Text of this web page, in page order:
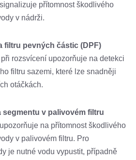
přítomnost škodlivého
v nádrži.
filtru pevných částic (DPF)
rozsvícení upozorňuje na detekci
filtru sazemi, které lze snadněji
otáčkách.
segmentu v palivovém filtru
na přítomnost škodlivého
v palivovém filtru. Pro
je nutné vodu vypustit, případně